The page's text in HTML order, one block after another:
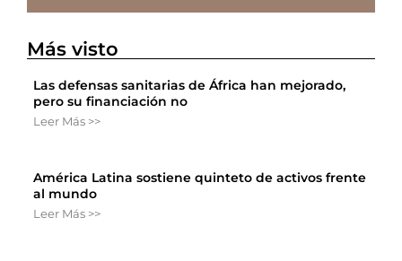
Más visto
Las defensas sanitarias de África han mejorado,
pero su financiación no
Leer Más >>
América Latina sostiene quinteto de activos frente
al mundo
Leer Más >>